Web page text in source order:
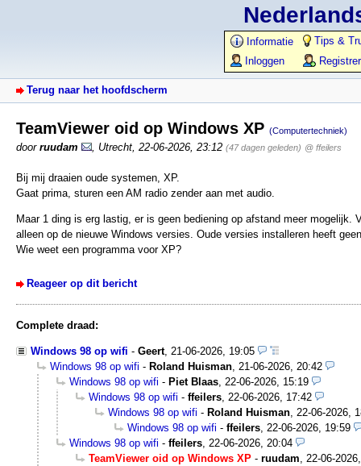
Informatie
Tips &
Inloggen
Terug naar het hoofdscherm
TeamViewer oid op Windows XP (Computertechniek)
door ruudam Utrecht 22-06-2026, 23:12 (47 dagen geleden) @ ffeilers
Bij mij draaien oude systemen, XP.
Gaat prima, sturen een AM radio zender aan met audio.
Maar 1 ding is erg lastig, er is geen bediening op afstand meer mogelijk.
alleen op de nieuwe Windows versies. Oude versies installeren heeft
Wie weet een programma voor XP?
Reageer op dit bericht
Complete draad:
Windows 98 op wifi - Geert, 21-06-2026, 19:05
Windows 98 op wifi - Roland Huisman, 21-06-2026, 20:42
Windows 98 op wifi - Piet Blaas, 22-06-2026, 15:19
Windows 98 op wifi - ffeilers, 22-06-2026, 17:42
Windows 98 op wifi - Roland Huisman, 22-06-2026,
Windows 98 op wifi - ffeilers, 22-06-2026, 19:59
Windows 98 op wifi - ffeilers, 22-06-2026, 20:04
TeamViewer oid op Windows XP - ruudam, 22-06-